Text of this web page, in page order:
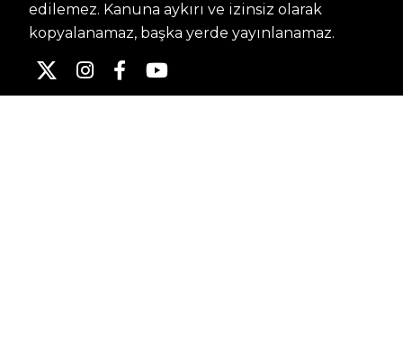
edilemez. Kanuna aykırı ve izinsiz olarak
kopyalanamaz, başka yerde yayınlanamaz.